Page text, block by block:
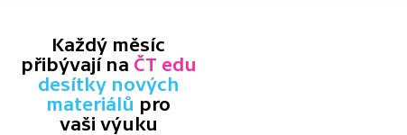
Každý měsíc
přibývají na ČT edu
desítky nových
materiálů pro
vaši výuku